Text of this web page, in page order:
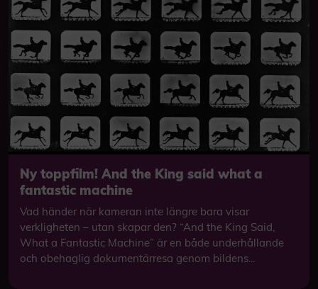
Ny toppfilm! And the King said what a
fantastic machine
Vad händer när kameran inte längre bara visar
verkligheten – utan skapar den? “And the King Said,
What a Fantastic Machine” är en både underhållande
och obehaglig dokumentärresa genom bildens...